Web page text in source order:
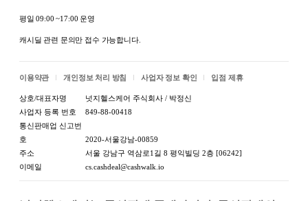
평일 09:00 ~17:00 운영
캐시딜 관련 문의만 접수 가능합니다.
이용약관 개인정보 처리 방침 사업자 정보 확인 입점 제휴
상호/대표자명
넛지헬스케어 주식회사 / 박정신
사업자 등록 번호
849-88-00418
통신판매업 신고번
호
2020-서울강남-00859
주소
서울 강남구 역삼로1길 8 평익빌딩 2층 [06242]
이메일
cs.cashdeal@cashwalk.io